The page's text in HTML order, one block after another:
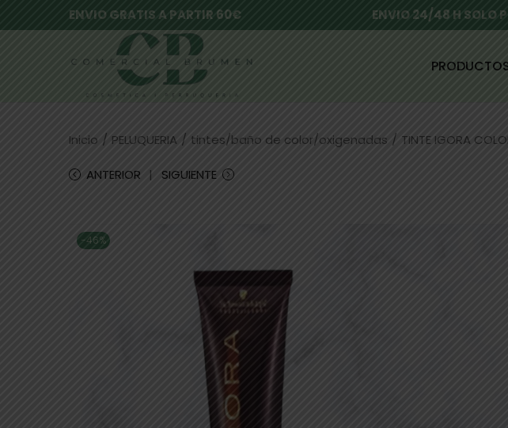
ENVIO GRATIS A PARTIR 60€ ENVIO 24/48 H SOLO
Inicio / PELUQUERIA / tintes/baño de color/oxigenadas / TINTE IGORA
ANTERIOR SIGUIENTE
-46%